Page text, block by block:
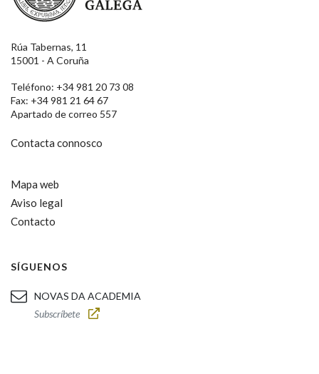
Rúa Tabernas, 11
15001 - A Coruña
Teléfono: +34 981 20 73 08
Fax: +34 981 21 64 67
Apartado de correo 557
Contacta connosco
Mapa web
Aviso legal
Contacto
SÍGUENOS
NOVAS DA ACADEMIA
Subscríbete